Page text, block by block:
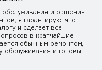
обслуживания и решения
я гарантирую, что
и сделает все
в кратчайшие
обычным ремонтом,
обслуживания и готовы